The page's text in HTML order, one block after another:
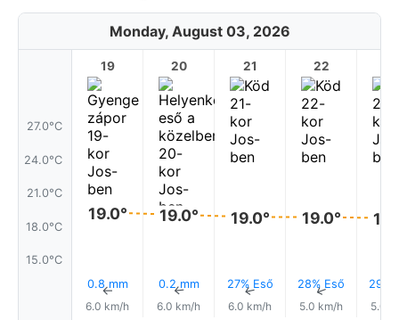
Monday, August 03, 2026
27.0°C
24.0°C
21.0°C
18.0°C
15.0°C
19
19.0°
0.8 mm
↑
6.0 km/h
20
19.0°
0.2 mm
↑
6.0 km/h
21
19.0°
27% Eső
↑
6.0 km/h
22
19.0°
28% Eső
↑
5.0 km/h
29%
5.0